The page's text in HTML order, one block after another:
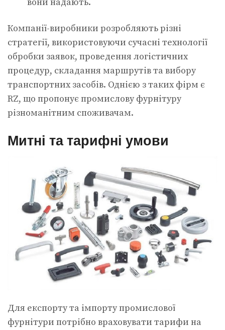
Компанії-виробники розробляють різні
стратегії, використовуючи сучасні технології
обробки заявок, проведення логістичних
процедур, складання маршрутів та вибору
транспортних засобів. Однією з таких фірм є
RZ, що пропонує промислову фурнітуру
різноманітним споживачам.
Митні та тарифні умови
Для експорту та імпорту промислової
фурнітури потрібно враховувати тарифи на